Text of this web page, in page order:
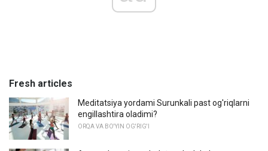
Fresh articles
Meditatsiya yordami Surunkali past og'riqlarni
engillashtira oladimi?
ORQA VA BO'YIN OG'RIG'I